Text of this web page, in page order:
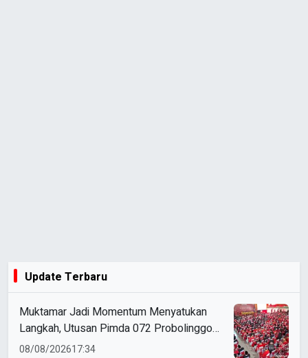
Update Terbaru
Muktamar Jadi Momentum Menyatukan
Langkah, Utusan Pimda 072 Probolinggo
Bawa Harapan untuk Tapak Suci
08/08/202617:34